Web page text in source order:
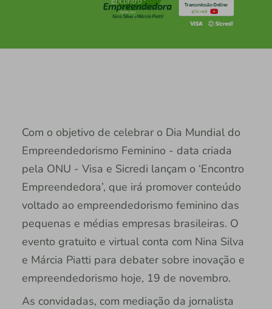
Com o objetivo de celebrar o Dia Mundial do
Empreendedorismo Feminino - data criada
pela ONU - Visa e Sicredi lançam o ‘Encontro
Empreendedora’, que irá promover conteúdo
voltado ao empreendedorismo feminino das
pequenas e médias empresas brasileiras. O
evento gratuito e virtual conta com Nina Silva
e Márcia Piatti para debater sobre inovação e
empreendedorismo hoje, 19 de novembro.
As convidadas, com mediação da jornalista